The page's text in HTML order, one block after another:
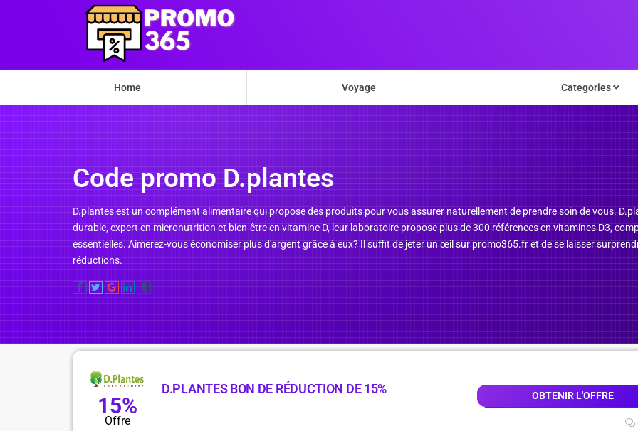
Home Voyage Categories
Code promo D.plantes
D.plantes est un complément alimentaire qui propose des produits pour vous assurer naturellement de prendre soin de vous.
durable, expert en micronutrition et bien-être en vitamine D, leur laboratoire propose plus de 300 références en vitamines D3,
essentielles. Aimerez-vous économiser plus d'argent grâce à eux? Il suffit de jeter un œil sur promo365.fr et de se laisser
réductions.
15%
Offre
D.PLANTES BON DE RÉDUCTION DE 15% OBTENIR L'OFFRE